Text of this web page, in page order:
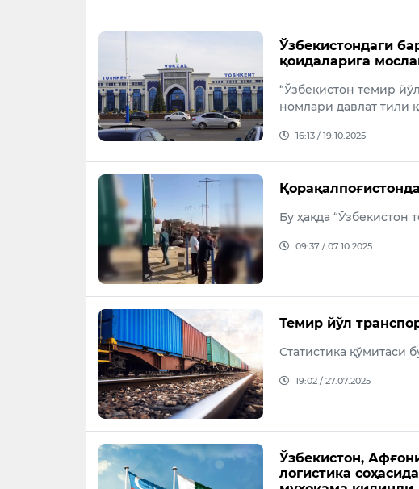
Ўзбекистондаги
қоидаларига
“Ўзбекистон темир
номлари давлат тили
16:13 / 19.10.2025
Бу ҳақда
09:37 / 07.10.2025
Темир йўл
Статистика қўмитаси
19:02 / 27.07.2025
Ўзбекистон,
логистика